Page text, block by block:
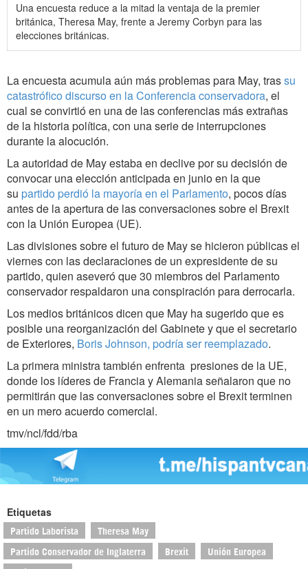
Una encuesta reduce a la mitad la ventaja de la premier
británica, Theresa May, frente a Jeremy Corbyn para las
elecciones británicas.
La encuesta acumula aún más problemas para May, trassu
catastrófico discurso en la Conferencia conservadora, el
cual se convirtió en una de las conferencias más extrañas
de la historia política, con una serie de interrupciones
durante la alocución.
La autoridad de May estaba en declive por su decisión de
convocar una elección anticipada en junio en la que
su partido perdió la mayoría en el Parlamento, pocos días
antes de la apertura de las conversaciones sobre el Brexit
con la Unión Europea (UE).
Las divisiones sobre el futuro de May se hicieron públicas el
viernes con las declaraciones de un expresidente de su
partido, quien aseveró que 30 miembros del Parlamento
conservador respaldaron una conspiración para derrocarla.
Los medios británicos dicen que May ha sugerido que es
posible una reorganización del Gabinete y que el secretario
de Exteriores, Boris Johnson, podría ser reemplazado.
La primera ministra también enfrenta presiones de la UE,
donde los líderes de Francia y Alemania señalaron que no
permitirán que las conversaciones sobre el Brexit terminen
en un mero acuerdo comercial.
tmv/ncl/fdd/rba
Etiquetas
Partido Laborista Theresa May
Partido Conservador de Inglaterra Brexit Unión Europea